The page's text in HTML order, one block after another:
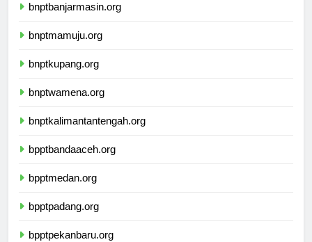
bnptbanjarmasin.org
bnptmamuju.org
bnptkupang.org
bnptwamena.org
bnptkalimantantengah.org
bpptbandaaceh.org
bpptmedan.org
bpptpadang.org
bpptpekanbaru.org